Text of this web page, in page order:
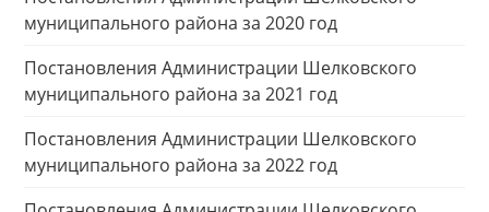
муниципального района за 2020 год
Постановления Администрации Шелковского
муниципального района за 2021 год
Постановления Администрации Шелковского
муниципального района за 2022 год